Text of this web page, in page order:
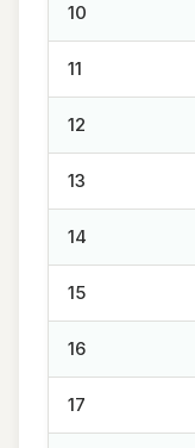
10
11
12
13
14
15
16
17